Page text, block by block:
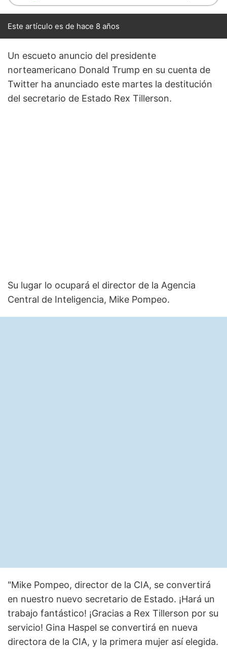
Este artículo es de hace 8 años
Un escueto anuncio del presidente
norteamericano Donald Trump en su cuenta de
Twitter ha anunciado este martes la destitución
del secretario de Estado Rex Tillerson.
Su lugar lo ocupará el director de la Agencia
Central de Inteligencia, Mike Pompeo.
"Mike Pompeo, director de la CIA, se convertirá
en nuestro nuevo secretario de Estado. ¡Hará un
trabajo fantástico! ¡Gracias a Rex Tillerson por su
servicio! Gina Haspel se convertirá en nueva
directora de la CIA, y la primera mujer así elegida.